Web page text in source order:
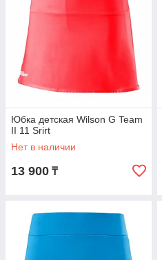
Юбка детская Wilson G Team
II 11 Srirt
Нет в наличии
13 900 ₸